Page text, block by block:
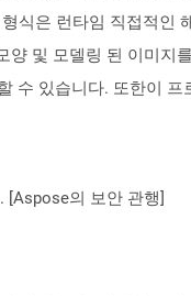
식은 런타임 직접적인
및 모델링 된 이미지
수 있습니다. 또한이 프
[Aspose의 보안 관행]